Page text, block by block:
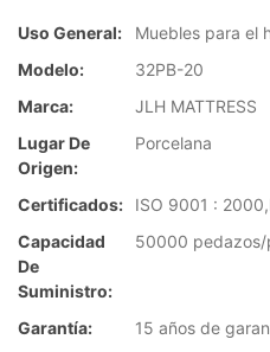
Uso General:
Muebles para el
Modelo:
32PB-20
Marca:
JLH MATTRESS
Lugar De
Origen:
Porcelana
Certificados:
ISO 9001 :
Capacidad
De
Suministro:
50000 pedazos/
Garantía:
15 años de